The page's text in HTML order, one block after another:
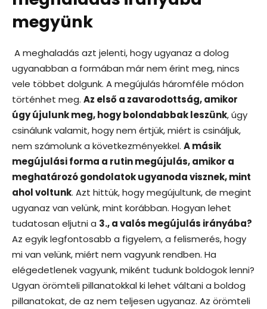
megyünk
A meghaladás azt jelenti, hogy ugyanaz a dolog
ugyanabban a formában már nem érint meg, nincs
vele többet dolgunk. A megújulás háromféle módon
történhet meg. Az első a zavarodottság, amikor
úgy újulunk meg, hogy bolondabbak leszünk, úgy
csinálunk valamit, hogy nem értjük, miért is csináljuk,
nem számolunk a következményekkel. A másik
megújulási forma a rutin megújulás, amikor a
meghatározó gondolatok ugyanoda visznek, mint
ahol voltunk. Azt hittük, hogy megújultunk, de megint
ugyanaz van velünk, mint korábban. Hogyan lehet
tudatosan eljutni a 3., a valós megújulás irányába?
Az egyik legfontosabb a figyelem, a felismerés, hogy
mi van velünk, miért nem vagyunk rendben. Ha
elégedetlenek vagyunk, miként tudunk boldogok lenni?
Ugyan örömteli pillanatokkal ki lehet váltani a boldog
pillanatokat, de az nem teljesen ugyanaz. Az örömteli